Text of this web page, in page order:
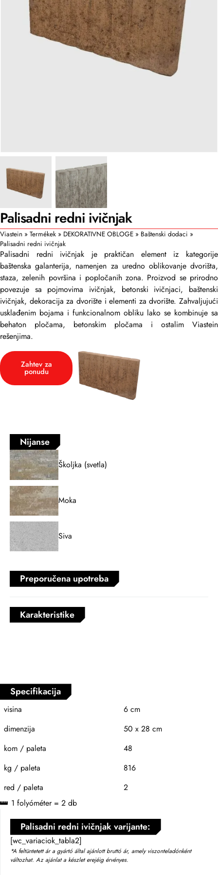
Palisadni redni ivičnjak
Viastein » Termékek » DEKORATIVNE OBLOGE » Baštenski dodaci »
Palisadni redni ivičnjak
Palisadni redni ivičnjak je praktičan element iz kategorije
baštenska galanterija, namenjen za uredno oblikovanje dvorišta,
staza, zelenih površina i popločanih zona. Proizvod se prirodno
povezuje sa pojmovima ivičnjak, betonski ivičnjaci, baštenski
ivičnjak, dekoracija za dvorište i elementi za dvorište. Zahvaljujući
usklađenim bojama i funkcionalnom obliku lako se kombinuje sa
behaton pločama, betonskim pločama i ostalim Viastein
rešenjima.
Zahtev za
ponudu
Nijanse
Školjka (svetla)
Moka
Siva
Preporučena upotreba
Karakteristike
Specifikacija
visina
6 cm
dimenzija
50 x 28 cm
kom / paleta
48
kg / paleta
816
red / paleta
2
1 folyóméter = 2 db
Palisadni redni ivičnjak varijante:
[wc_variaciok_tabla2]
*A feltüntetett ár a gyártó által ajánlott bruttó ár, amely viszonteladónként
változhat. Az ajánlat a készlet erejéig érvényes.